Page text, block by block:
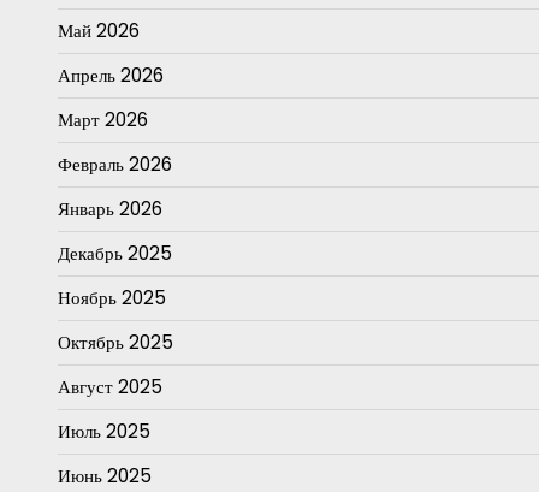
Май 2026
Апрель 2026
Март 2026
Февраль 2026
Январь 2026
Декабрь 2025
Ноябрь 2025
Октябрь 2025
Август 2025
Июль 2025
Июнь 2025